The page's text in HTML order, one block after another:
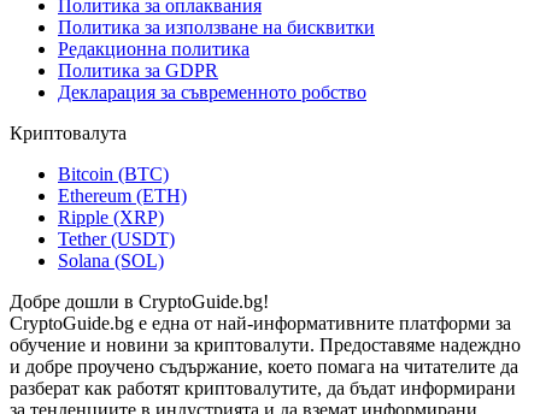
Политика за оплаквания
Политика за използване на бисквитки
Редакционна политика
Политика за GDPR
Декларация за съвременното робство
Криптовалута
Bitcoin (BTC)
Ethereum (ETH)
Ripple (XRP)
Tether (USDT)
Solana (SOL)
Добре дошли в CryptoGuide.bg!
CryptoGuide.bg е една от най-информативните платформи за
обучение и новини за криптовалути. Предоставяме надеждно
и добре проучено съдържание, което помага на читателите да
разберат как работят криптовалутите, да бъдат информирани
за тенденциите в индустрията и да вземат информирани